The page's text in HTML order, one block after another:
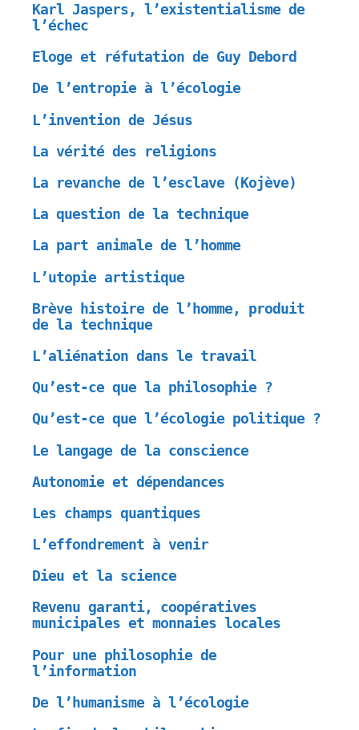
Karl Jaspers, l’existentialisme de
l’échec
Eloge et réfutation de Guy Debord
De l’entropie à l’écologie
L’invention de Jésus
La vérité des religions
La revanche de l’esclave (Kojève)
La question de la technique
La part animale de l’homme
L’utopie artistique
Brève histoire de l’homme, produit
de la technique
L’aliénation dans le travail
Qu’est-ce que la philosophie ?
Qu’est-ce que l’écologie politique ?
Le langage de la conscience
Autonomie et dépendances
Les champs quantiques
L’effondrement à venir
Dieu et la science
Revenu garanti, coopératives
municipales et monnaies locales
Pour une philosophie de
l’information
De l’humanisme à l’écologie